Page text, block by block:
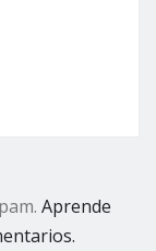
Aprende